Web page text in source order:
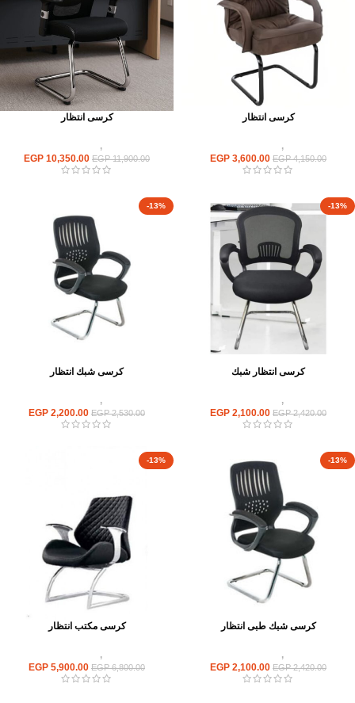
كرسى انتظار
,
EGP4,150.00
EGP 3,600.00
كرسى انتظار
,
EGP11,900.00
EGP 10,350.00
-13%
كرسى انتظار شبك
,
EGP2,420.00
EGP 2,100.00
-13%
كرسى شبك انتظار
,
EGP2,530.00
EGP 2,200.00
-13%
كرسى شبك طبى انتظار
,
EGP2,420.00
EGP 2,100.00
-13%
كرسى مكتب انتظار
,
EGP6,800.00
EGP 5,900.00